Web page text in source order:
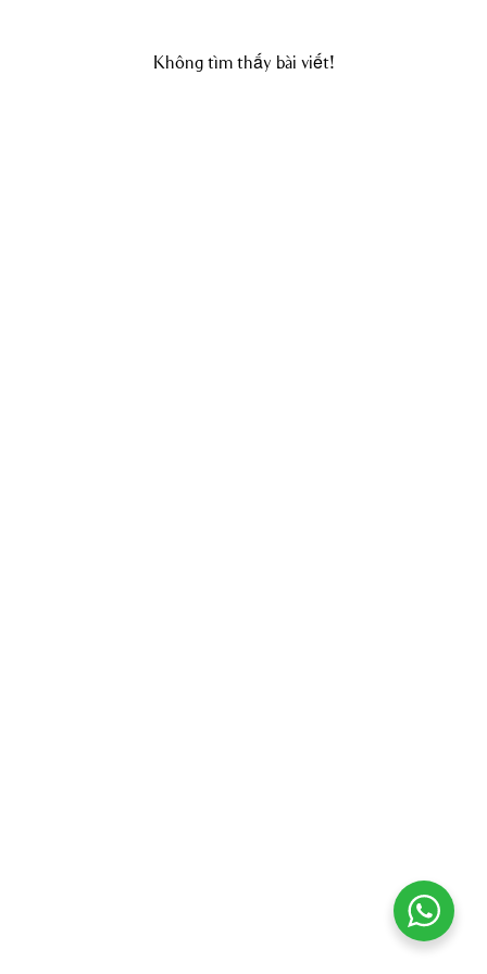
Không tìm thấy bài viết!